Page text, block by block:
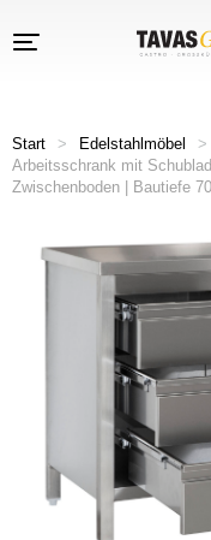
Start > Edelstahlmöbel >
Arbeitsschrank mit
Zwischenboden | Bautiefe